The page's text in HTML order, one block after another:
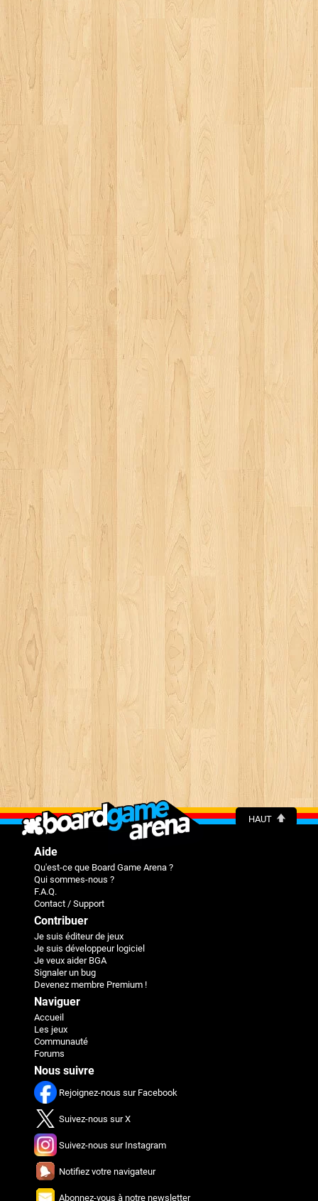
HAUT
Aide
Qu'est-ce que Board Game Arena ?
Qui sommes-nous ?
F.A.Q.
Contact / Support
Contribuer
Je suis éditeur de jeux
Je suis développeur logiciel
Je veux aider BGA
Signaler un bug
Devenez membre Premium !
Naviguer
Accueil
Les jeux
Communauté
Forums
Nous suivre
Rejoignez-nous sur Facebook
Suivez-nous sur X
Suivez-nous sur Instagram
Notifiez votre navigateur
Abonnez-vous à notre newsletter